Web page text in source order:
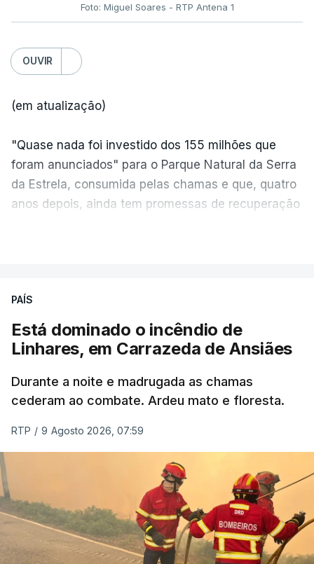
Foto: Miguel Soares - RTP Antena 1
OUVIR
(em atualização)
"Quase nada foi investido dos 155 milhões que
foram anunciados" para o Parque Natural da Serra
da Estrela, consumida pelas chamas e que, quatro
anos depois, ainda tem promessas de recuperação
ESTE CONTEÚDO ESTÁ NESTE
PAÍS
Está dominado o incêndio de
Linhares, em Carrazeda de Ansiães
Durante a noite e madrugada as chamas
cederam ao combate. Ardeu mato e floresta.
RTP / 9 Agosto 2026, 07:59